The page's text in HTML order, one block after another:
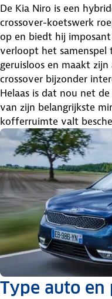
De Kia Niro is een
crossover-koetswerk
op en biedt hij
verloopt het samenspel
geruisloos en maakt
crossover bijzonder
Helaas is dat nou net
van zijn belangrijkste
kofferruimte valt
Type auto en